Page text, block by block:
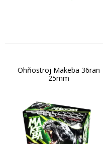
Ohňostroj Makeba 36ran
25mm